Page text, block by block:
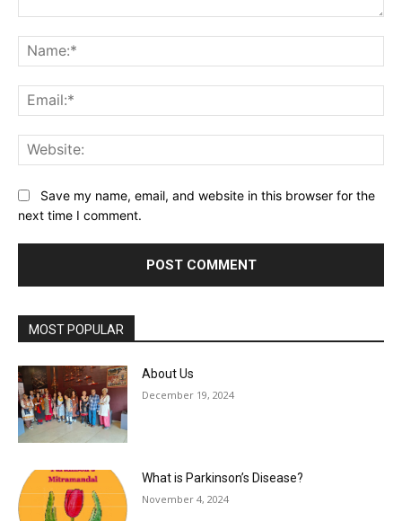
Save my name, email, and website in this browser for the
next time I comment.
MOST POPULAR
About Us
December 19, 2024
What is Parkinson’s Disease?
November 4, 2024